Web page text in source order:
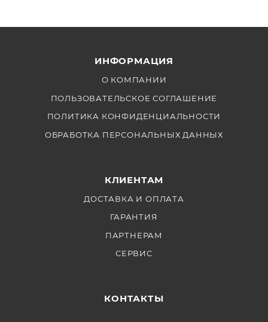
ИНФОРМАЦИЯ
О КОМПАНИИ
ПОЛЬЗОВАТЕЛЬСКОЕ СОГЛАШЕНИЕ
ПОЛИТИКА КОНФИДЕНЦИАЛЬНОСТИ
ОБРАБОТКА ПЕРСОНАЛЬНЫХ ДАННЫХ
КЛИЕНТАМ
ДОСТАВКА И ОПЛАТА
ГАРАНТИЯ
ПАРТНЕРАМ
СЕРВИС
КОНТАКТЫ